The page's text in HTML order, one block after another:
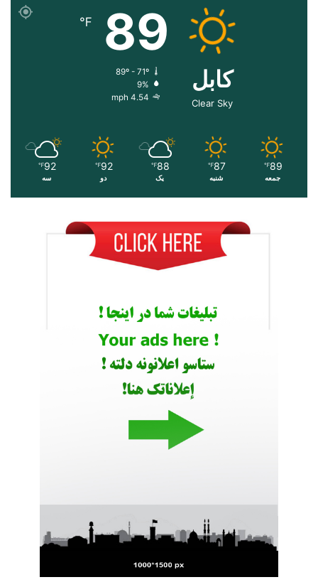
کابل
Clear Sky
89
℉
89º - 71º
9%
4.54 mph
89
℉
جمعه
87
℉
شنبه
88
℉
یک
92
℉
دو
92
℉
سه